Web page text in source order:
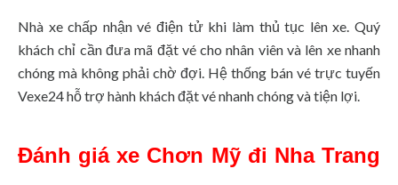
Nhà xe chấp nhận vé điện tử khi làm thủ tục lên xe. Quý
khách chỉ cần đưa mã đặt vé cho nhân viên và lên xe nhanh
chóng mà không phải chờ đợi. Hệ thống bán vé trực tuyến
Vexe24 hỗ trợ hành khách đặt vé nhanh chóng và tiện lợi.
Đánh giá xe Chơn Mỹ đi Nha Trang